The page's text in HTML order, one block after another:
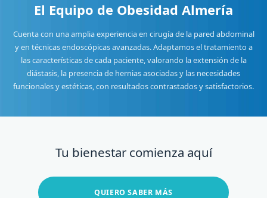
El Equipo de Obesidad Almería
Cuenta con una amplia experiencia en cirugía de la pared abdominal
y en técnicas endoscópicas avanzadas. Adaptamos el tratamiento a
las características de cada paciente, valorando la extensión de la
diástasis, la presencia de hernias asociadas y las necesidades
funcionales y estéticas, con resultados contrastados y satisfactorios.
Tu bienestar comienza aquí
QUIERO SABER MÁS